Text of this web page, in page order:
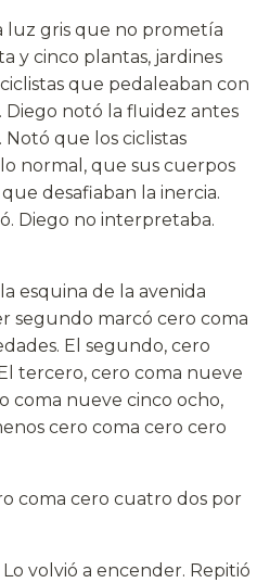
luz gris que no prometía
y cinco plantas, jardines
que pedaleaban con
Diego notó la fluidez antes
que los ciclistas
normal, que sus cuerpos
desafiaban la inercia.
Diego no interpretaba.
esquina de la avenida
segundo marcó cero coma
El segundo, cero
tercero, cero coma nueve
coma nueve cinco ocho,
cero coma cero cero
coma cero cuatro dos por
volvió a encender. Repitió